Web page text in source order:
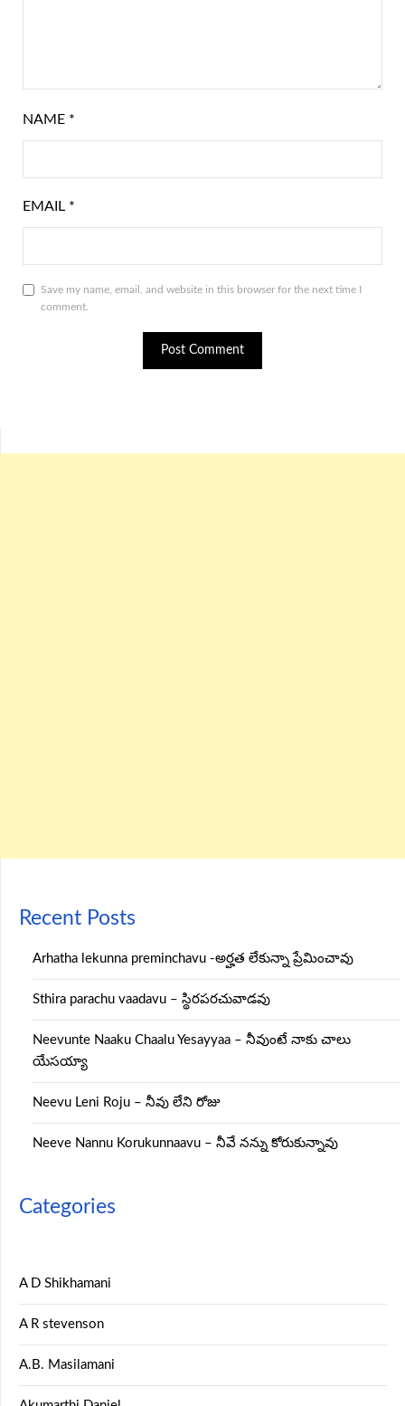
NAME *
EMAIL *
Save my name, email, and website in this browser for the next time I
comment.
Recent Posts
Arhatha lekunna preminchavu -అర్హత లేకున్నా ప్రేమించావు
Sthira parachu vaadavu – స్థిరపరచువాడవు
Neevunte Naaku Chaalu Yesayyaa – నీవుంటే నాకు చాలు
యేసయ్యా
Neevu Leni Roju – నీవు లేని రోజు
Neeve Nannu Korukunnaavu – నీవే నన్ను కోరుకున్నావు
Categories
A D Shikhamani
A R stevenson
A.B. Masilamani